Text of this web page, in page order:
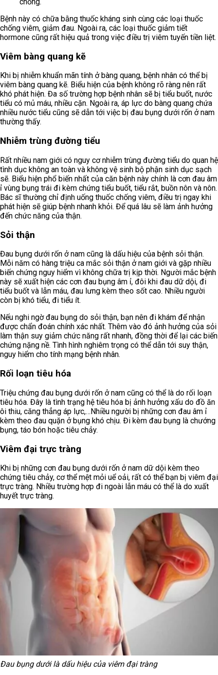
Bệnh này có chữa bằng thuốc kháng sinh cùng các loại thuốc
chống viêm, giảm đau. Ngoài ra, các loại thuốc giảm tiết
hormone cũng rất hiệu quả trong việc điều trị viêm tuyến tiền liệt.
Viêm bàng quang kẽ
Khi bị nhiễm khuẩn mãn tính ở bàng quang, bệnh nhân có thể bị
viêm bàng quang kẽ. Biểu hiện của bệnh không rõ ràng nên rất
khó phát hiện. Đa số trường hợp bệnh nhân sẽ bị tiểu buốt, nước
tiểu có mủ máu, nhiều cặn. Ngoài ra, áp lực do bàng quang chứa
nhiều nước tiểu cũng sẽ dẫn tới việc bị đau bụng dưới rốn ở nam
thường thấy.
Nhiễm trùng đường tiểu
Rất nhiều nam giới có nguy cơ nhiễm trùng đường tiểu do quan hệ
tình dục không an toàn và không vệ sinh bộ phận sinh dục sạch
sẽ. Biểu hiện phổ biến nhất của căn bệnh này chính là cơn đau âm
ỉ vùng bụng trái đi kèm chứng tiểu buốt, tiểu rắt, buồn nôn và nôn.
Bác sĩ thường chỉ định uống thuốc chống viêm, điều trị ngay khi
phát hiện sẽ giúp bệnh nhanh khỏi. Để quá lâu sẽ làm ảnh hưởng
đến chức năng của thận.
Sỏi thận
Đau bụng dưới rốn ở nam cũng là dấu hiệu của bệnh sỏi thận.
Mỗi năm có hàng triệu ca mắc sỏi thận ở nam giới và gặp nhiều
biến chứng nguy hiểm vì không chữa trị kịp thời. Người mắc bệnh
này sẽ xuất hiện các cơn đau bụng âm ỉ, đôi khi đau dữ dội, đi
tiểu buốt và lẫn máu, đau lưng kèm theo sốt cao. Nhiều người
còn bị khó tiểu, đi tiểu ít.
Nếu nghi ngờ đau bụng do sỏi thận, bạn nên đi khám để nhận
được chẩn đoán chính xác nhất. Thêm vào đó ảnh hưởng của sỏi
làm thận suy giảm chức năng rất nhanh, đồng thời để lại các biến
chứng nặng nề. Tình hình nghiêm trọng có thể dẫn tới suy thận,
nguy hiểm cho tính mạng bệnh nhân.
Rối loạn tiêu hóa
Triệu chứng đau bụng dưới rốn ở nam cũng có thể là do rối loạn
tiêu hóa. Đây là tình trạng hệ tiêu hóa bị ảnh hưởng xấu do đồ ăn
ôi thiu, căng thẳng áp lực,…Nhiều người bị những cơn đau âm ỉ
kèm theo đau quặn ở bụng khó chịu. Đi kèm đau bụng là chướng
bụng, táo bón hoặc tiêu chảy.
Viêm đại trực tràng
Khi bị những cơn đau bụng dưới rốn ở nam dữ dội kèm theo
chứng tiêu chảy, cơ thể mệt mỏi uể oải, rất có thể bạn bị viêm đại
trực tràng. Nhiều trường hợp đi ngoài lẫn máu có thể là do xuất
huyết trực tràng.
Đau bụng dưới là dấu hiệu của viêm đại tràng